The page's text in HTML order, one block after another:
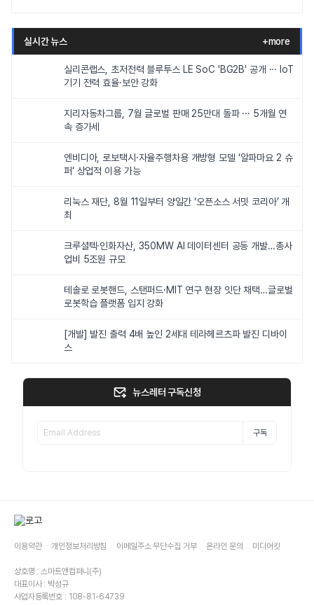
실시간 뉴스 +more
실리콘랩스, 초저전력 블루투스 LE SoC 'BG2B' 공개 ··· IoT
기기 전력 효율·보안 강화
지리자동차그룹, 7월 글로벌 판매 25만대 돌파 ··· 5개월 연
속 증가세
엔비디아, 로보택시·자율주행차용 개방형 모델 ‘알파마요 2 슈
퍼’ 상업적 이용 가능
리눅스 재단, 8월 11일부터 양일간 ‘오픈소스 서밋 코리아’ 개
최
크루셜텍·인화자산, 350MW AI 데이터센터 공동 개발…총사
업비 5조원 규모
테솔로 로봇핸드, 스탠퍼드·MIT 연구 현장 잇단 채택…글로벌
로봇학습 플랫폼 입지 강화
[개발] 발진 출력 4배 높인 2세대 테라헤르츠파 발진 디바이
스
뉴스레터 구독신청
구독
이용약관 개인정보처리방침 이메일주소 무단수집 거부 온라인 문의 미디어킷
상호명 : 스마트앤컴퍼니(주)
대표이사 : 박성규
사업자등록번호 : 108-81-64739